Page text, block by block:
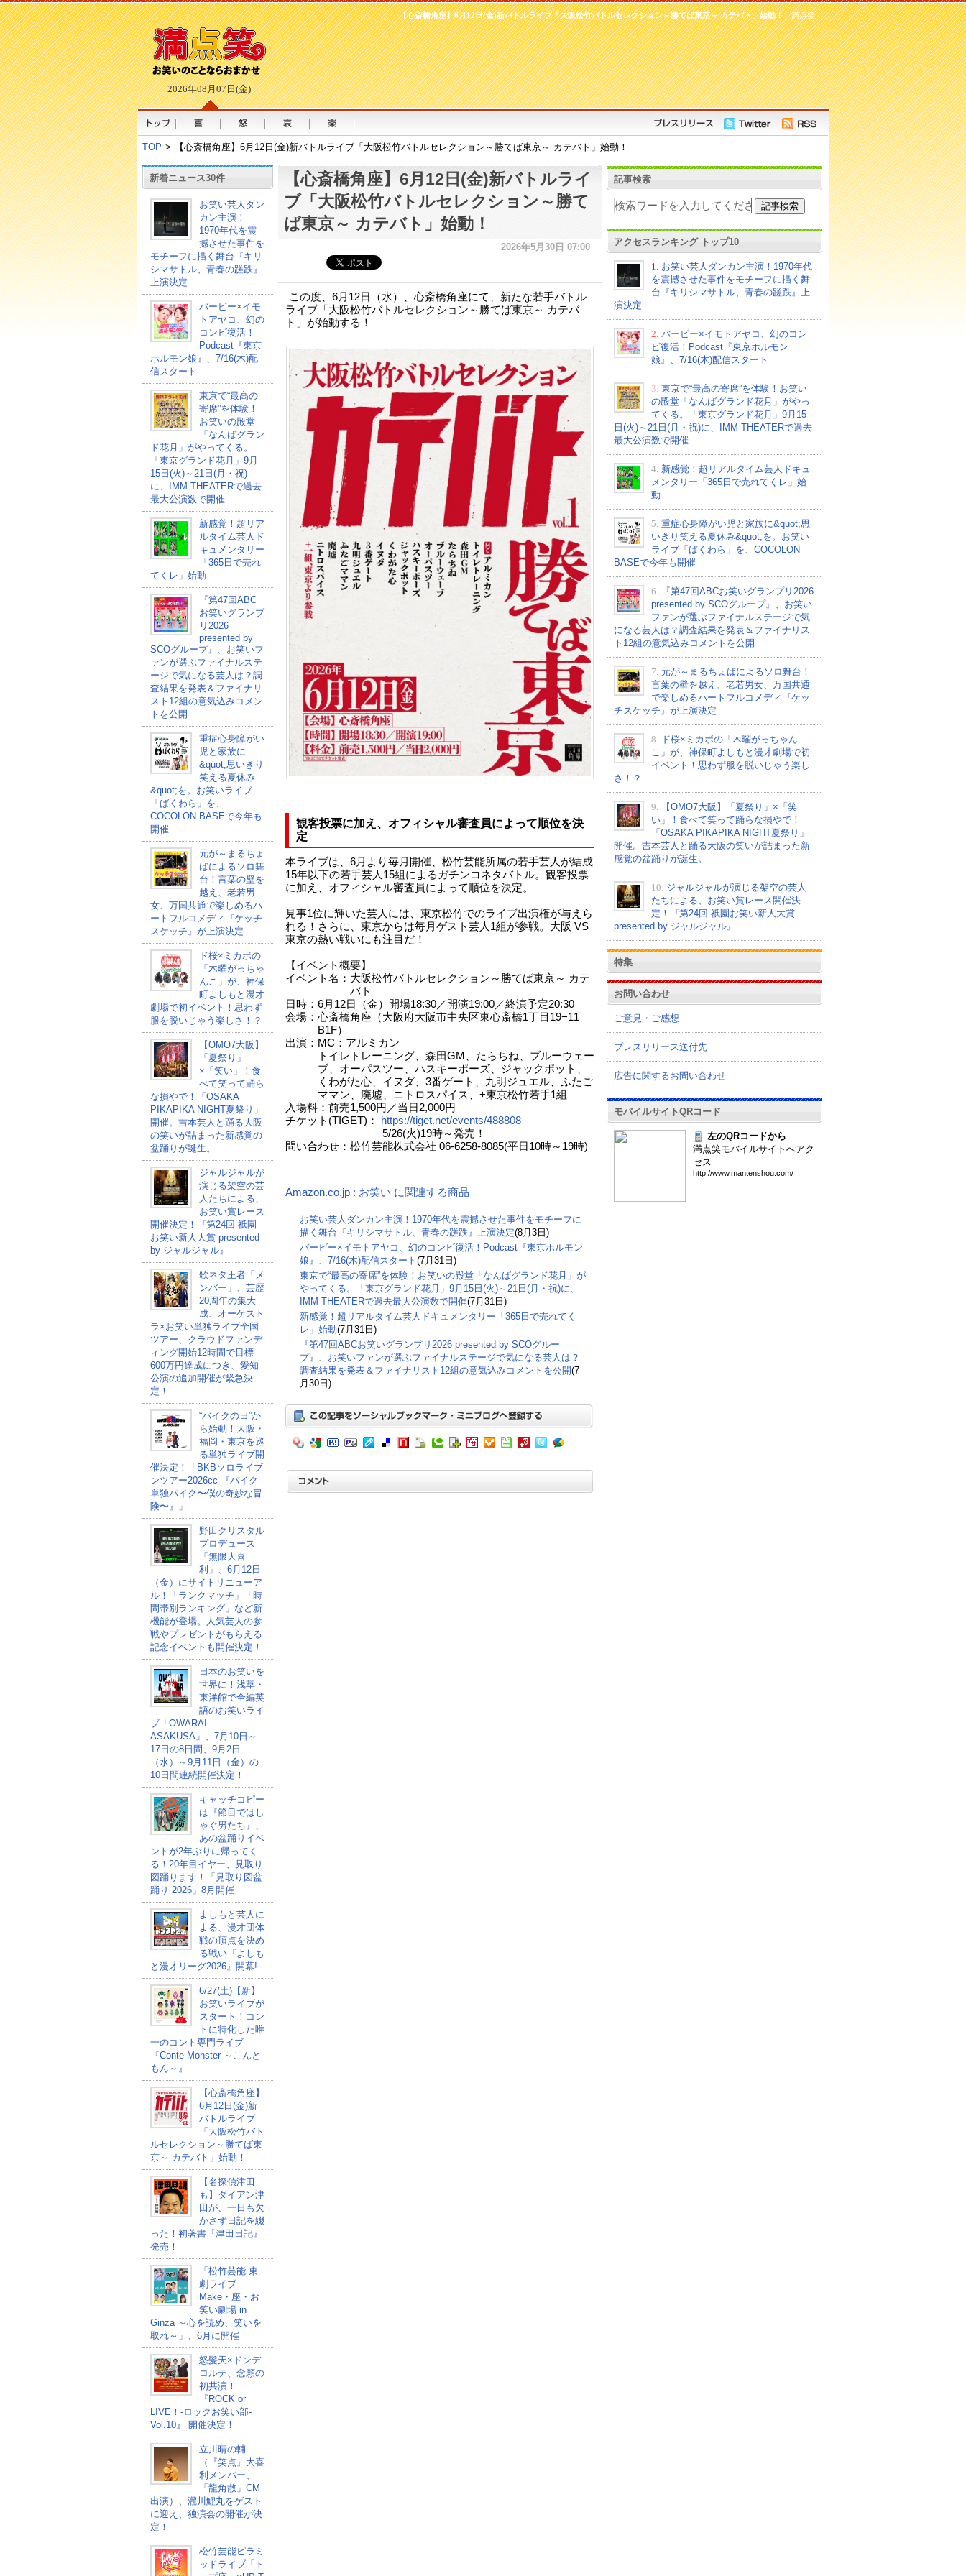
2026年08月07日(金)
満点笑
【心斎橋角座】6月12日(金)新バトルライブ「大阪松竹バトルセレクション～勝てば東京～ カテバト」始動！
TOP > 【心斎橋角座】6月12日(金)新バトルライブ「大阪松竹バトルセレクション～勝てば東京～ カテバト」始動！
新着ニュース30件
お笑い芸人ダン
カン主演！
1970年代を震
撼させた事件を
モチーフに描く舞台『キリ
シマサトル、青春の蹉跌』
上演決定
バービー×イモ
トアヤコ、幻の
コンビ復活！
Podcast『東京
ホルモン娘』、7/16(木)配
信スタート
東京で“最高の
寄席”を体験！
お笑いの殿堂
「なんばグラン
ド花月」がやってくる。
「東京グランド花月」9月
15日(火)～21日(月・祝)
に、IMM THEATERで過去
最大公演数で開催
新感覚！超リア
ルタイム芸人ド
キュメンタリー
「365日で売れ
てくレ」始動
『第47回ABC
お笑いグランプ
リ2026
presented by
SCOグループ』、お笑いフ
ァンが選ぶファイナルステ
ージで気になる芸人は？調
査結果を発表＆ファイナリ
スト12組の意気込みコメン
トを公開
重症心身障がい
児と家族に
&quot;思いきり
笑える夏休み
&quot;を。お笑いライブ
「ばくわら」を、
COCOLON BASEで今年も
開催
元が～まるちょ
ばによるソロ舞
台！言葉の壁を
越え、老若男
女、万国共通で楽しめるハ
ートフルコメディ『ケッチ
スケッチ』が上演決定
ド桜×ミカボの
「木曜がっちゃ
んこ」が、神保
町よしもと漫才
劇場で初イベント！思わず
服を脱いじゃう楽しさ！？
【OMO7大阪】
「夏祭り」
×「笑い」！食
べて笑って踊ら
な損やで！「OSAKA
PIKAPIKA NIGHT夏祭り」
開催。吉本芸人と踊る大阪
の笑いが詰まった新感覚の
盆踊りが誕生。
ジャルジャルが
演じる架空の芸
人たちによる、
お笑い賞レース
開催決定！『第24回 祇園
お笑い新人大賞 presented
by ジャルジャル』
歌ネタ王者「メ
ンバー」、芸歴
20周年の集大
成、オーケスト
ラ×お笑い単独ライブ全国
ツアー、クラウドファンデ
ィング開始12時間で目標
600万円達成につき、愛知
公演の追加開催が緊急決
定！
“バイクの日”か
ら始動！大阪・
福岡・東京を巡
る単独ライブ開
催決定！「BKBソロライブ
ンツアー2026cc 『バイク
単独バイク〜僕の奇妙な冒
険〜』」
野田クリスタル
プロデュース
「無限大喜
利」、6月12日
（金）にサイトリニューア
ル！「ランクマッチ」「時
間帯別ランキング」など新
機能が登場。人気芸人の参
戦やプレゼントがもらえる
記念イベントも開催決定！
日本のお笑いを
世界に！浅草・
東洋館で全編英
語のお笑いライ
ブ「OWARAI
ASAKUSA」、7月10日～
17日の8日間、9月2日
（水）～9月11日（金）の
10日間連続開催決定！
キャッチコピー
は『節目ではし
ゃぐ男たち』、
あの盆踊りイベ
ントが2年ぶりに帰ってく
る！20年目イヤー、見取り
図踊ります！「見取り図盆
踊り 2026」8月開催
よしもと芸人に
よる、漫才団体
戦の頂点を決め
る戦い『よしも
と漫才リーグ2026』開幕!
6/27(土)【新】
お笑いライブが
スタート！コン
トに特化した唯
一のコント専門ライブ
『Conte Monster ～こんと
もん～』
【心斎橋角座】
6月12日(金)新
バトルライブ
「大阪松竹バト
ルセレクション～勝てば東
京～ カテバト」始動！
【名探偵津田
も】ダイアン津
田が、一日も欠
かさず日記を綴
った！初著書『津田日記』
発売！
「松竹芸能 東
劇ライブ
Make・座・お
笑い劇場 in
Ginza ～心を読め、笑いを
取れ～」、6月に開催
怒髪天×ドンデ
コルテ、念願の
初共演！
『ROCK or
LIVE！-ロックお笑い部-
Vol.10』 開催決定！
立川晴の輔
（『笑点』大喜
利メンバー、
「龍角散」CM
出演）、瀧川鯉丸をゲスト
に迎え、独演会の開催が決
定！
松竹芸能ピラミ
ッドライブ「ト
【心斎橋角座】6月12日(金)新バトルライ
ブ「大阪松竹バトルセレクション～勝て
ば東京～ カテバト」始動！
2026年5月30日 07:00
この度、6月12日（水）、心斎橋角座にて、新たな若手バトル
ライブ「大阪松竹バトルセレクション～勝てば東京～ カテバ
ト」が始動する！
観客投票に加え、オフィシャル審査員によって順位を決
定
本ライブは、6月より毎月開催、松竹芸能所属の若手芸人が結成
15年以下の若手芸人15組によるガチンコネタバトル。観客投票
に加え、オフィシャル審査員によって順位を決定。
見事1位に輝いた芸人には、東京松竹でのライブ出演権が与えら
れる！さらに、東京からは毎月ゲスト芸人1組が参戦。大阪 VS
東京の熱い戦いにも注目だ！
【イベント概要】
イベント名：大阪松竹バトルセレクション～勝てば東京～ カテ
バト
日時：6月12日（金）開場18:30／開演19:00／終演予定20:30
会場：心斎橋角座（大阪府大阪市中央区東心斎橋1丁目19−11
B1F）
出演：MC：アルミカン
トイレトレーニング、森田GM、たらちね、ブルーウェー
ブ、オーパスツー、ハスキーポーズ、ジャックポット、
くわがた心、イヌダ、3番ゲート、九明ジュエル、ふたご
ママン、廃墟、ニトロスパイス、+東京松竹若手1組
入場料：前売1,500円／当日2,000円
チケット(TIGET)：
https://tiget.net/events/488808
5/26(火)19時～発売！
問い合わせ：松竹芸能株式会社 06-6258-8085(平日10時～19時)
Amazon.co.jp : お笑い に関連する商品
お笑い芸人ダンカン主演！1970年代を震撼させた事件をモチーフに
描く舞台『キリシマサトル、青春の蹉跌』上演決定(8月3日)
バービー×イモトアヤコ、幻のコンビ復活！Podcast『東京ホルモン
娘』、7/16(木)配信スタート (7月31日)
東京で“最高の寄席”を体験！お笑いの殿堂「なんばグランド花月」が
やってくる。「東京グランド花月」9月15日(火)～21日(月・祝)に、
IMM THEATERで過去最大公演数で開催(7月31日)
新感覚！超リアルタイム芸人ドキュメンタリー「365日で売れてく
レ」始動(7月31日)
『第47回ABCお笑いグランプリ2026 presented by SCOグルー
プ』、お笑いファンが選ぶファイナルステージで気になる芸人は？
調査結果を発表＆ファイナリスト12組の意気込みコメントを公開(7
月30日)
記事検索
アクセスランキング トップ10
1.
お笑い芸人ダンカン主演！1970年代
を震撼させた事件をモチーフに描く舞
台『キリシマサトル、青春の蹉跌』上
演決定
2. バービー×イモトアヤコ、幻のコン
ビ復活！Podcast『東京ホルモン
娘』、7/16(木)配信スタート
3. 東京で“最高の寄席”を体験！お笑い
の殿堂「なんばグランド花月」がやっ
てくる。「東京グランド花月」9月15
日(火)～21日(月・祝)に、IMM THEATERで過去
最大公演数で開催
4. 新感覚！超リアルタイム芸人ドキュ
メンタリー「365日で売れてくレ」始
動
5. 重症心身障がい児と家族に&quot;思
いきり笑える夏休み&quot;を。お笑い
ライブ「ばくわら」を、COCOLON
BASEで今年も開催
6.
『第47回ABCお笑いグランプリ2026
presented by SCOグループ』、お笑い
ファンが選ぶファイナルステージで気
になる芸人は？調査結果を発表＆ファイナリス
ト12組の意気込みコメントを公開
7. 元が～まるちょばによるソロ舞台！
言葉の壁を越え、老若男女、万国共通
で楽しめるハートフルコメディ『ケッ
チスケッチ』が上演決定
8.
ド桜×ミカボの「木曜がっちゃん
こ」が、神保町よしもと漫才劇場で初
イベント！思わず服を脱いじゃう楽し
さ！？
9.
【OMO7大阪】「夏祭り」×「笑
い」！食べて笑って踊らな損やで！
「OSAKA PIKAPIKA NIGHT夏祭り」
開催。吉本芸人と踊る大阪の笑いが詰まった新
感覚の盆踊りが誕生。
10. ジャルジャルが演じる架空の芸人
たちによる、お笑い賞レース開催決
定！『第24回 祇園お笑い新人大賞
presented by ジャルジャル』
特集
お問い合わせ
ご意見・ご感想
プレスリリース送付先
広告に関するお問い合わせ
モバイルサイトQRコード
左のQRコードから
満点笑モバイルサイトへアク
セス
http://www.mantenshou.com/